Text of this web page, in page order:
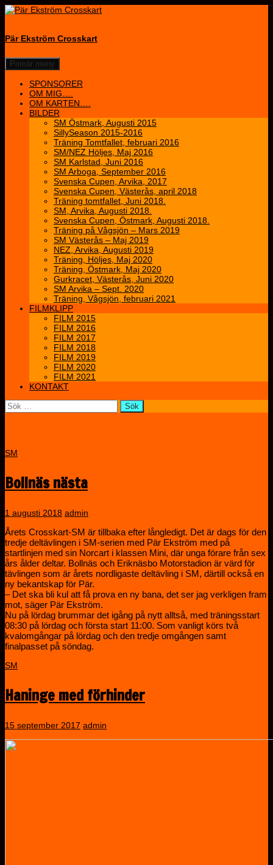
Hoppa
Pär Ekström Crosskart
Sök
Primär meny
SPONSORER
OM MIG….
OM KARTEN….
BILDER
SM Östmark, Augusti 2015
SillySeason 2015-2016
Träning Tomtfallet, februari 2016
SM/NEZ Höljes, Maj 2016
SM Karlstad, Juni 2016
SM Arboga, September 2016
Svenska Cupen, Arvika, 2017
Svenska Cupen, Västerås, april 2018
Träning tomtfallet, Juni 2018.
SM, Arvika, Augusti 2018.
Svenska Cupen, Östmark, Augusti 2018.
Träning på Vågsjön – Mars 2019
SM Västerås – Maj 2019
NEZ, Arvika, Augusti 2019
Träning, Höljes, Maj 2020
Träning, Östmark, Maj 2020
Gurkracet, Västerås, Juni 2020
SM Arvika – Sept. 2020
Träning, Vågsjön, februari 2021
FILMKLIPP
FILM 2015
FILM 2016
FILM 2017
FILM 2018
FILM 2019
FILM 2020
FILM 2021
KONTAKT
Sök
efter:
SM
Bollnäs nästa
1 augusti 2018 admin
Årets Crosskart-SM är tillbaka efter långledigt. Det är dags för den
tredje deltävlingen i SM-serien med Pär Ekström med på
startlinjen med sin Norcart i klassen Mini, där unga förare från sex
års ålder deltar. Bollnäs och Eriknäsbo Motorstadion är värd för
tävlingen som är årets nordligaste deltävling i SM, därtill också en
ny bekantskap för Pär.
– Det ska bli kul att få prova en ny bana, det ser jag verkligen fram
mot, säger Pär Ekström.
Nu på lördag brummar det igång på nytt alltså, med träningsstart
08:30 på lördag och första start 11:00. Som vanligt körs två
kvalomgångar på lördag och den tredje omgången samt
finalpasset på söndag.
SM
Haninge med förhinder
15 september 2017 admin